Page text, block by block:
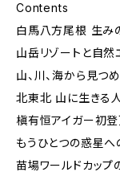
Contents
白馬八方尾根 生み
山岳リゾートと自然
山、川、海から見
北東北 山に生きる
槇有恒アイガー初
もうひとつの惑星
苗場ワールドカップ